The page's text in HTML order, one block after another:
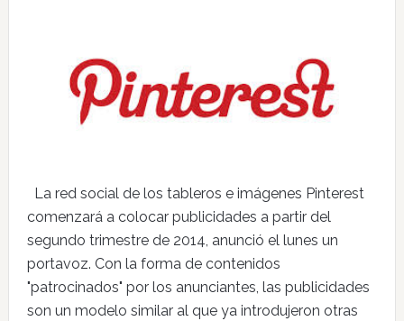
La red social de los tableros e imágenes Pinterest
comenzará a colocar publicidades a partir del
segundo trimestre de 2014, anunció el lunes un
portavoz. Con la forma de contenidos
"patrocinados" por los anunciantes, las publicidades
son un modelo similar al que ya introdujeron otras